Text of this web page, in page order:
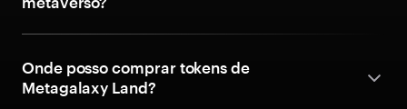
Onde posso comprar tokens de
Metagalaxy Land?